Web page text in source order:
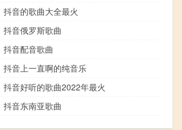
抖音的歌曲大全最火
抖音俄罗斯歌曲
抖音配音歌曲
抖音上一直啊的纯音乐
抖音好听的歌曲2022年最火
抖音东南亚歌曲